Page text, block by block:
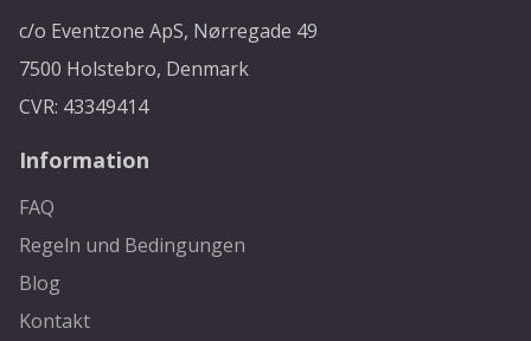
c/o Eventzone ApS, Nørregade 49
7500 Holstebro, Denmark
CVR: 43349414
Information
FAQ
Regeln und Bedingungen
Blog
Kontakt